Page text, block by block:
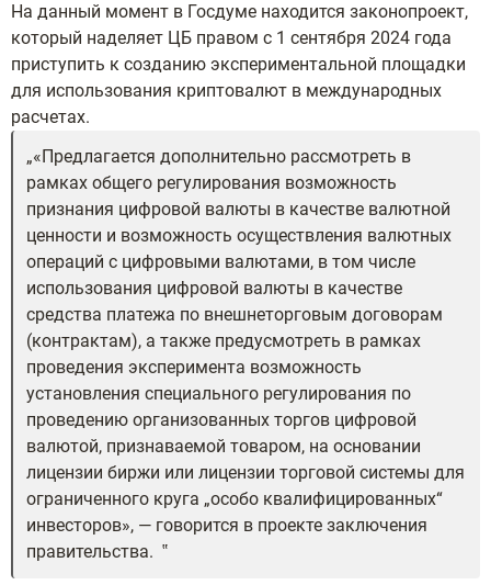
На данный момент в Госдуме находится законопроект,
который наделяет ЦБ правом с 1 сентября 2024 года
приступить к созданию экспериментальной площадки
для использования криптовалют в международных
расчетах.
«Предлагается дополнительно рассмотреть в
рамках общего регулирования возможность
признания цифровой валюты в качестве валютной
ценности и возможность осуществления валютных
операций с цифровыми валютами, в том числе
использования цифровой валюты в качестве
средства платежа по внешнеторговым договорам
(контрактам), а также предусмотреть в рамках
проведения эксперимента возможность
установления специального регулирования по
проведению организованных торгов цифровой
валютой, признаваемой товаром, на основании
лицензии биржи или лицензии торговой системы для
ограниченного круга „особо квалифицированных“
инвесторов», — говорится в проекте заключения
правительства.